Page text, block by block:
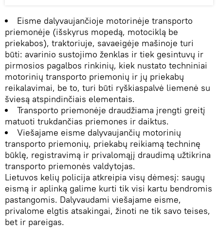
Eisme dalyvaujančioje motorinėje transporto
priemonėje (išskyrus mopedą, motociklą be
priekabos), traktoriuje, savaeigėje mašinoje turi
būti: avarinio sustojimo ženklas ir tiek gesintuvų ir
pirmosios pagalbos rinkinių, kiek nustato techniniai
motorinių transporto priemonių ir jų priekabų
reikalavimai, be to, turi būti ryškiaspalvė liemenė su
šviesą atspindinčiais elementais.
Transporto priemonėje draudžiama įrengti greitį
matuoti trukdančias priemones ir daiktus.
Viešajame eisme dalyvaujančių motorinių
transporto priemonių, priekabų reikiamą techninę
būklę, registravimą ir privalomąjį draudimą užtikrina
transporto priemonės valdytojas.
Lietuvos kelių policija atkreipia visų dėmesį: saugų
eismą ir aplinką galime kurti tik visi kartu bendromis
pastangomis. Dalyvaudami viešajame eisme,
privalome elgtis atsakingai, žinoti ne tik savo teises,
bet ir pareigas.